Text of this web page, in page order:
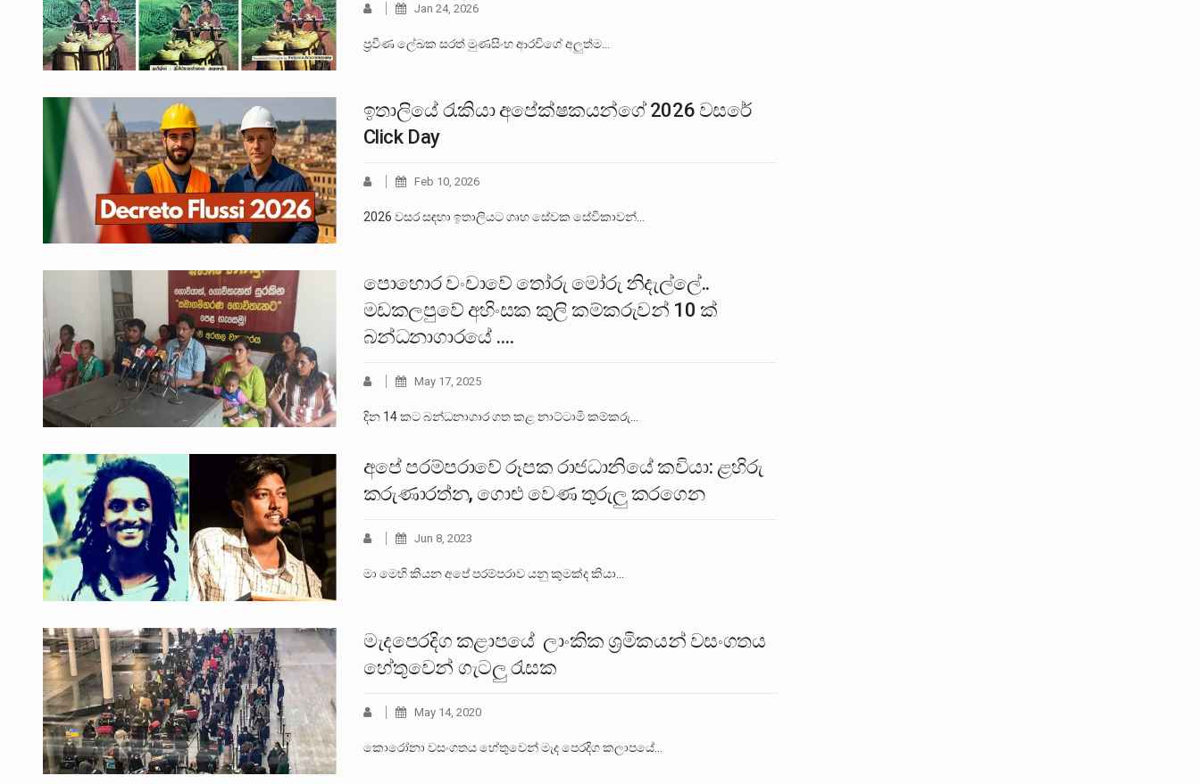
Jan 24, 2026
ප්‍රවීණ ලේඛක සරත් මුණසිංහ ආරචිගේ අලුත්ම…
ඉතාලියේ රැකියා අපේක්ෂකයන්ගේ 2026 වසරේ
Click Day
Feb 10, 2026
2026 වසර සඳහා ඉතාලියට ගෘහ සේවක සේවිකාවන්…
පොහොර වංචාවේ තෝරු මෝරු නිදැල්ලේ..
මඩකලපුවේ අහිංසක කුලි කම්කරුවන් 10 ක්
බන්ධනාගාරයේ ….
May 17, 2025
දින 14 කට බන්ධනාගාර ගත කළ නාට්‍ටාමි කම්කරු…
අපේ පරම්පරාවේ රූපක රාජධානියේ කවියා: ළහිරු
කරුණාරත්න, ගොළු වෙණ තුරුලු කරගෙන
Jun 8, 2023
මා මෙහි කියන අපේ පරම්පරාව යනු කුමක්ද කියා…
මැදපෙරදිග කළාපයේ ලාංකික ශ්‍රමිකයන් වසංගතය
හේතුවෙන් ගැටලු රැසක
May 14, 2020
කොරෝනා වසංගතය හේතුවෙන් මැද පෙරදිග කලාපයේ…